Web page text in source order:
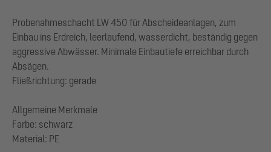
Probenahmeschacht LW 450 für Abscheideanlagen, zum
Einbau ins Erdreich, leerlaufend, wasserdicht, beständig gegen
aggressive Abwässer. Minimale Einbautiefe erreichbar durch
Absägen.
Fließrichtung: gerade
Allgemeine Merkmale
Farbe: schwarz
Material: PE